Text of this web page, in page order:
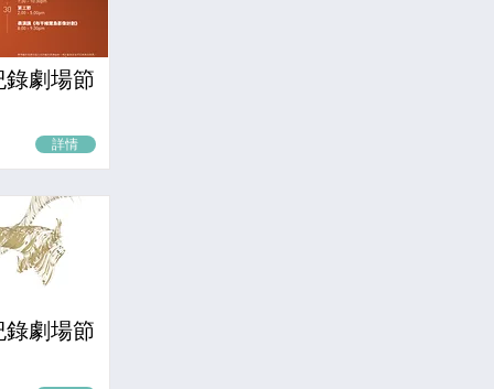
劇場節
詳情
劇場節